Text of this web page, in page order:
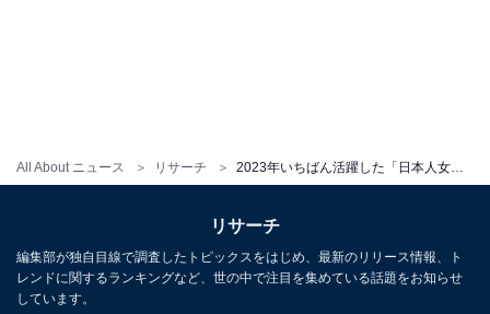
All About ニュース リサーチ 2023年いちばん活躍した「日本人女性アイドル」ランキング！ 2位「山下美月」、1位は？
リサーチ
編集部が独自目線で調査したトピックスをはじめ、最新のリリース情報、ト
レンドに関するランキングなど、世の中で注目を集めている話題をお知らせ
しています。